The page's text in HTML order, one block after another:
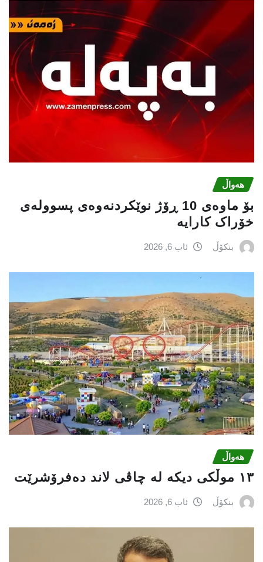
هەواڵ
بۆ ماوەی 10 ڕۆژ نوێکردنەوەی پسوولەی
خۆراک کارایە
بنکۆڵ ئاب 6, 2026
هەواڵ
١٣ موڵکی دیکە لە چاڤی لاند دەفرۆشرێت
بنکۆڵ ئاب 6, 2026